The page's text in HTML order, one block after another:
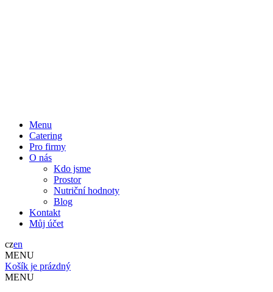
Menu
Catering
Pro firmy
O nás
Kdo jsme
Prostor
Nutriční hodnoty
Blog
Kontakt
Můj účet
czen
MENU
Košík je prázdný
MENU